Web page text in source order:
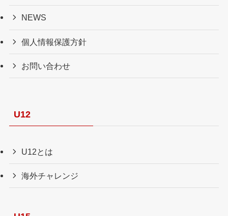
NEWS
個人情報保護方針
お問い合わせ
U12
U12とは
海外チャレンジ